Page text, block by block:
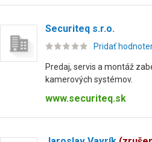
Securiteq s.r.o.
Pridať
Predaj, servis a montáž
kamerových systémov.
www.securiteq.sk